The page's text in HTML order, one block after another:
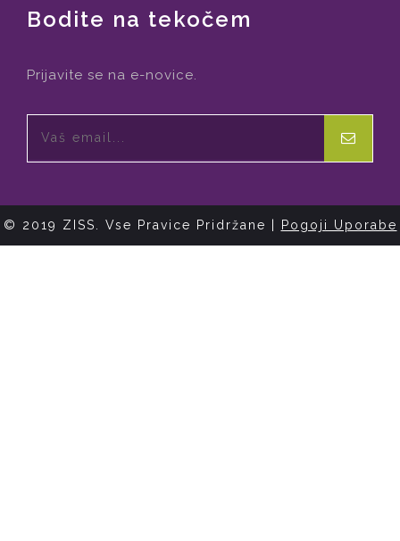
Bodite na tekočem
Prijavite se na e-novice.
© 2019 ZISS. Vse Pravice Pridržane | Pogoji Uporabe